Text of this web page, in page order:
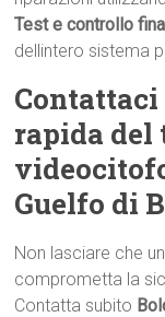
Test e controllo
dellintero sistema
rapida del
Guelfo di
Non lasciare che
comprometta la
Contatta subito